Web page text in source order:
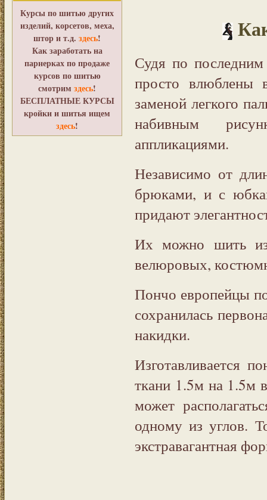
Курсы по шитью других
изделий, корсетов, меха,
штор и т.д. здесь!
Как заработать на
парнерках по продаже
курсов по шитью
смотрим здесь!
БЕСПЛАТНЫЕ КУРСЫ
кройки и шитья ищем
здесь!
Судя по
просто влюблены
заменой легкого
набивным
аппликациями.
Независимо от
брюками, и с
придают
Их можно шить из
велюровых,
Пончо европейцы
сохранилась
накидки.
Изготавливается
ткани 1.5м на 1.5м
может
одному из углов.
экстравагантная